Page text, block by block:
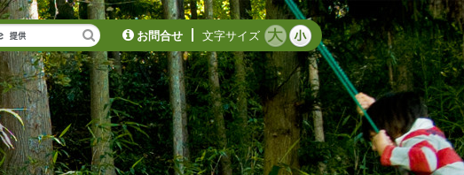
お問合せ 文字サイズ